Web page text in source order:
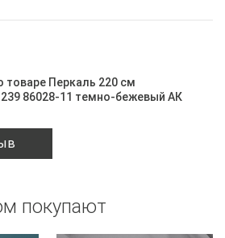
товаре Перкаль 220 см
86028-11 темно-бежевый АК
покупают